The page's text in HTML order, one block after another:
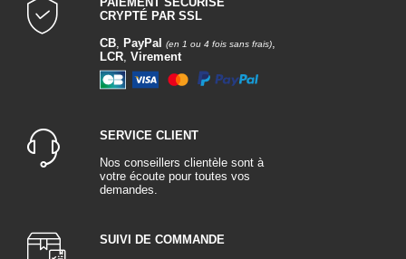
CRYPTÉ PAR SSL
CB, PayPal (en 1 ou 4 fois sans frais),
LCR, Virement
SERVICE CLIENT
Nos conseillers clientèle sont à
votre écoute pour toutes vos
demandes.
SUIVI DE COMMANDE